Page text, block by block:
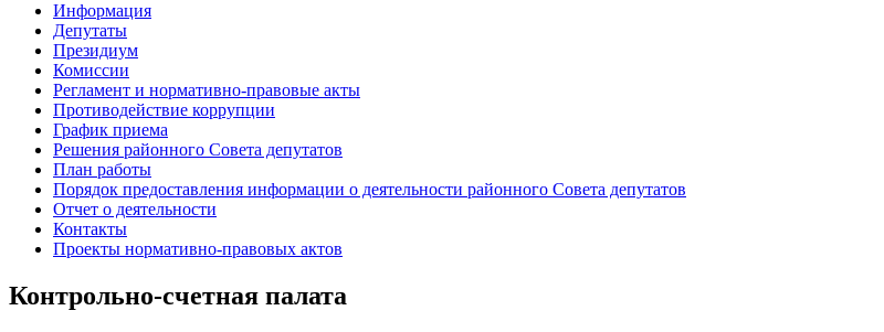
Информация
Депутаты
Президиум
Комиссии
Регламент и нормативно-правовые акты
Противодействие коррупции
График приема
Решения районного Совета депутатов
План работы
Порядок предоставления информации о деятельности районного Совета депутатов
Отчет о деятельности
Контакты
Проекты нормативно-правовых актов
Контрольно-счетная палата